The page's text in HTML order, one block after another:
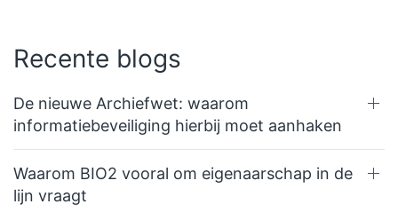
Recente blogs
De nieuwe Archiefwet: waarom
informatiebeveiliging hierbij moet aanhaken
Waarom BIO2 vooral om eigenaarschap in de
lijn vraagt